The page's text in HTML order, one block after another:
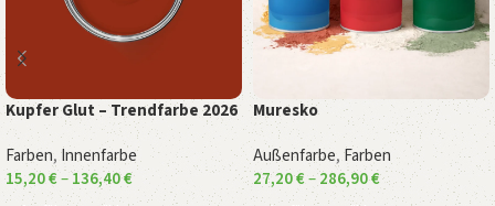
Kupfer Glut – Trendfarbe 2026
Farben,Innenfarbe
15,20€–136,40€
Muresko
Außenfarbe,Farben
27,20€–286,90€